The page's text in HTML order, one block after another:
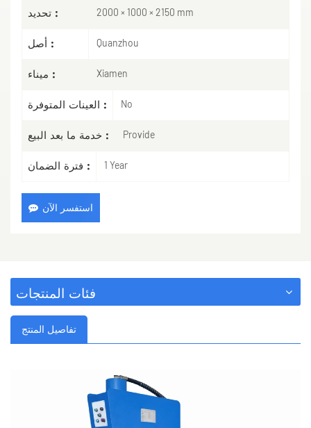
تحديد : 2000 × 1000 × 2150 mm
أصل : Quanzhou
ميناء : Xiamen
العينات المتوفرة : No
خدمة ما بعد البيع : Provide
فترة الضمان : 1 Year
استفسر الآن
فئات المنتجات
تفاصيل المنتج